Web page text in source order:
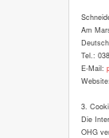
Am
Tel.:
E-Mail:
3.
Die
OHG